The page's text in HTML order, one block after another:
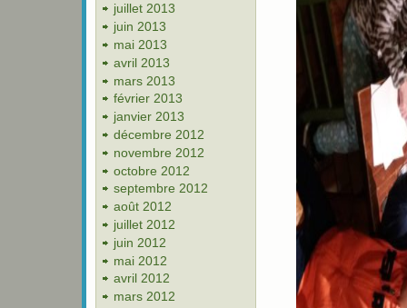
juillet 2013
juin 2013
mai 2013
avril 2013
mars 2013
février 2013
janvier 2013
décembre 2012
novembre 2012
octobre 2012
septembre 2012
août 2012
juillet 2012
juin 2012
mai 2012
avril 2012
mars 2012